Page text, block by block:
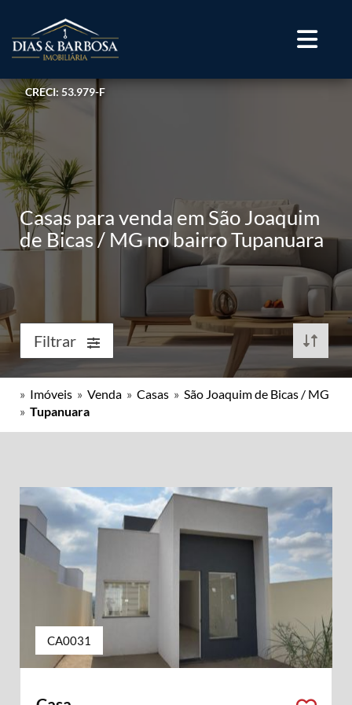
CRECI: 53.979-F
Casas para venda em São Joaquim
de Bicas / MG no bairro Tupanuara
Filtrar
» Imóveis » Venda » Casas » São Joaquim de Bicas / MG
» Tupanuara
CA0031